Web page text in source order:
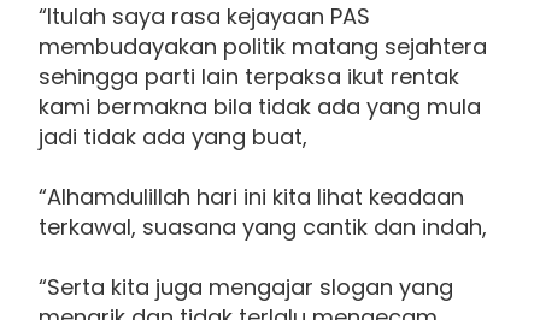
“Itulah saya rasa kejayaan PAS
membudayakan politik matang sejahtera
sehingga parti lain terpaksa ikut rentak
kami bermakna bila tidak ada yang mula
jadi tidak ada yang buat,
“Alhamdulillah hari ini kita lihat keadaan
terkawal, suasana yang cantik dan indah,
“Serta kita juga mengajar slogan yang